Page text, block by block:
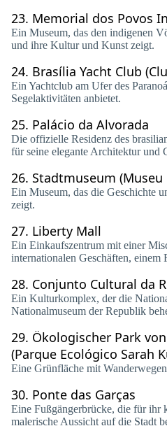
23. Memorial dos Povos
Ein Museum, das den indigenen
und ihre Kultur und Kunst zeigt.
24. Brasília Yacht Club
Ein Yachtclub am Ufer des
Segelaktivitäten anbietet.
25. Palácio da Alvorada
Die offizielle Residenz des
für seine elegante Architektur und
26. Stadtmuseum (Museu
Ein Museum, das die Geschichte
zeigt.
27. Liberty Mall
Ein Einkaufszentrum mit einer
internationalen Geschäften,
28. Conjunto Cultural da
Ein Kulturkomplex, der die
Nationalmuseum der Republik
29. Ökologischer Park
(Parque Ecológico Sarah
Eine Grünfläche mit
30. Ponte das Garças
Eine Fußgängerbrücke, die für ihr
malerische Aussicht auf die Stadt